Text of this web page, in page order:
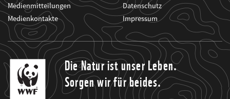
Medienmitteilungen
Medienkontakte
Datenschutz
Impressum
Die Natur ist unser Leben.
Sorgen wir für beides.